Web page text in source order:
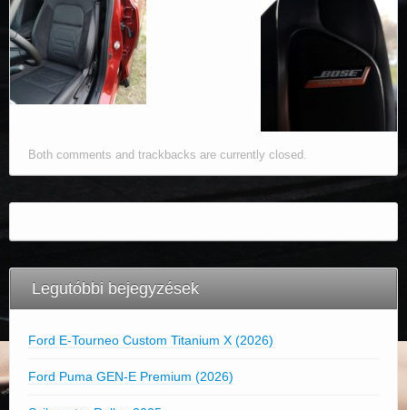
Both comments and trackbacks are currently closed.
Legutóbbi bejegyzések
Ford E-Tourneo Custom Titanium X (2026)
Ford Puma GEN-E Premium (2026)